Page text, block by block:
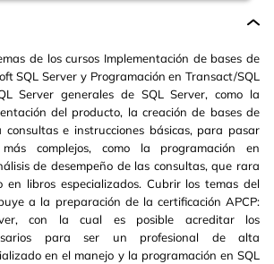
de los cursos Implementación de bases de
SQL Server y Programación en Transact/SQL
Server generales de SQL Server, como la
del producto, la creación de bases de
e instrucciones básicas, para pasar
complejos, como la programación en
de desempeño de las consultas, que rara
en libros especializados. Cubrir los temas del
a la preparación de la certificación APCP:
con la cual es posible acreditar los
para ser un profesional de alta
en el manejo y la programación en SQL